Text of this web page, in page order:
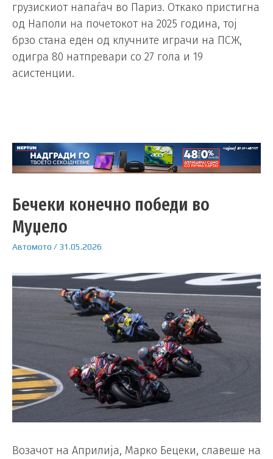
грузискиот напаѓач во Париз. Откако пристигна
од Наполи на почетокот на 2025 година, тој
брзо стана еден од клучните играчи на ПСЖ,
одигра 80 натпревари со 27 гола и 19
асистенции.
Бечеки конечно победи во
Муџело
Автомото / 31.05.2026
Возачот на Априлија, Марко Бецеки, славеше на